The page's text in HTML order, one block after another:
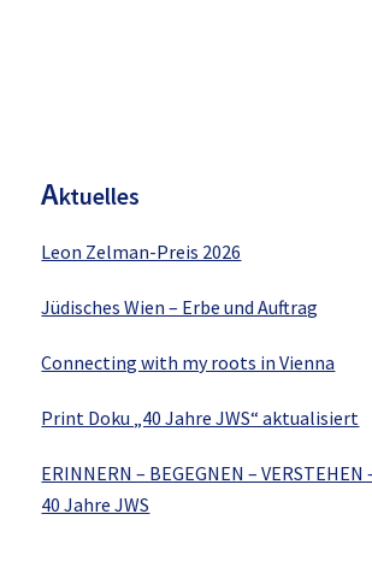
Aktuelles
Leon Zelman-Preis 2026
Jüdisches Wien – Erbe und Auftrag
Connecting with my roots in Vienna
Print Doku „40 Jahre JWS“ aktualisiert
ERINNERN – BEGEGNEN –
40 Jahre JWS